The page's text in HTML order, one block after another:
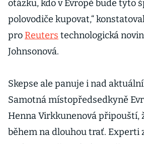
otázku, kdo v Evropě bude tyto
polovodiče kupovat,“
pro Reuters technologická
Johnsonová.
Skepse ale panuje i nad
Samotná místopředsedkyně
Henna Virkkunenová připouští,
během na dlouhou trať. Experti